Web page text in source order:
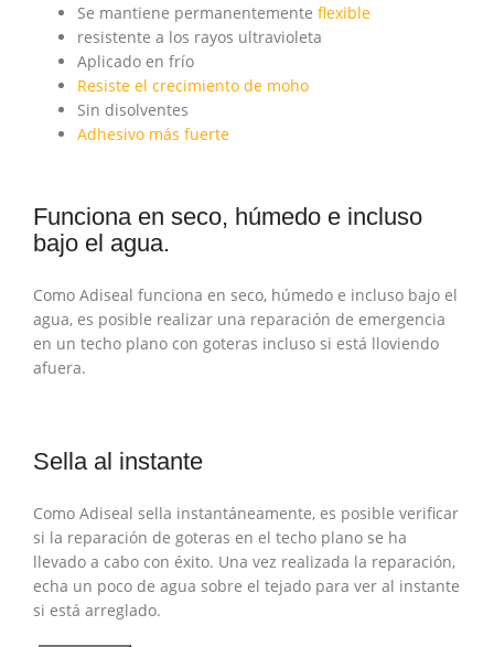
Se mantiene permanentemente flexible
resistente a los rayos ultravioleta
Aplicado en frío
Resiste el crecimiento de moho
Sin disolventes
Adhesivo más fuerte
Funciona en seco, húmedo e incluso
bajo el agua.
Como Adiseal funciona en seco, húmedo e incluso bajo el
agua, es posible realizar una reparación de emergencia
en un techo plano con goteras incluso si está lloviendo
afuera.
Sella al instante
Como Adiseal sella instantáneamente, es posible verificar
si la reparación de goteras en el techo plano se ha
llevado a cabo con éxito. Una vez realizada la reparación,
echa un poco de agua sobre el tejado para ver al instante
si está arreglado.